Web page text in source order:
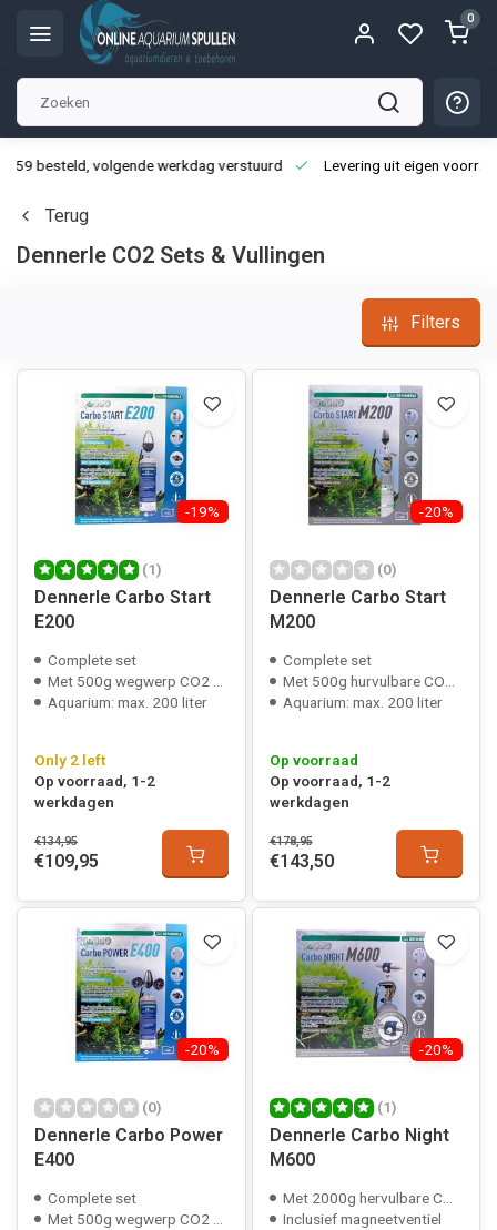
0
besteld, volgende werkdag verstuurd Levering uit eigen
Terug
Dennerle CO2 Sets & Vullingen
Filters
-19%
(1)
Dennerle Carbo Start
E200
Complete set
Met 500g wegwerp CO2 fles
Aquarium: max. 200 liter
Only 2 left
Op voorraad, 1-2
werkdagen
€134,95
€109,95
-20%
(0)
Dennerle Carbo Start
M200
Complete set
Met 500g hurvulbare CO2 fles
Aquarium: max. 200 liter
Op voorraad
Op voorraad, 1-2
werkdagen
€178,95
€143,50
-20%
(0)
Dennerle Carbo Power
E400
Complete set
Met 500g wegwerp CO2 fles
-20%
(1)
Dennerle Carbo Night
M600
Met 2000g hervulbare CO2 fles
Inclusief magneetventiel